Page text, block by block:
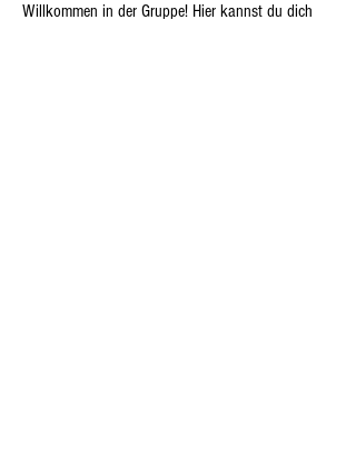
Willkommen in der Gruppe! Hier kannst du dich